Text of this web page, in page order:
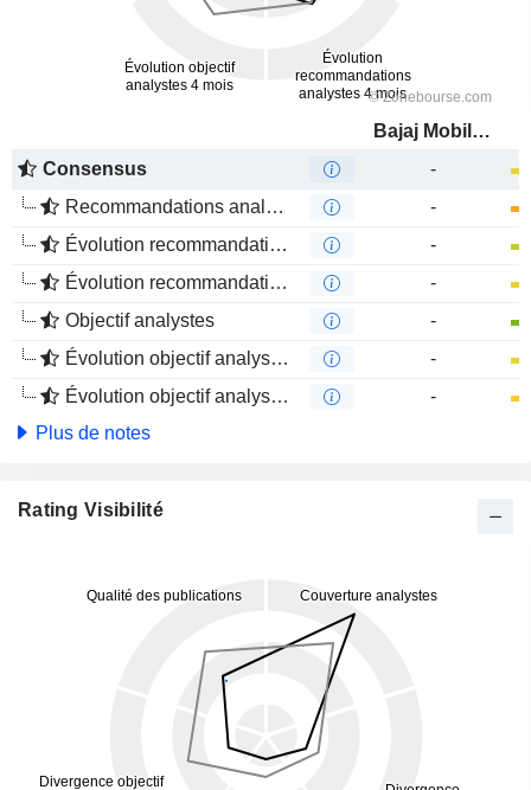
Bajaj Mobility AG
Consensus
-
Recommandations analystes
-
Évolution recommandations analystes 1 an
-
Évolution recommandations analystes 4 mois
-
Objectif analystes
-
Évolution objectif analystes 1 an
-
Évolution objectif analystes 4 mois
-
Plus de notes
Rating Visibilité